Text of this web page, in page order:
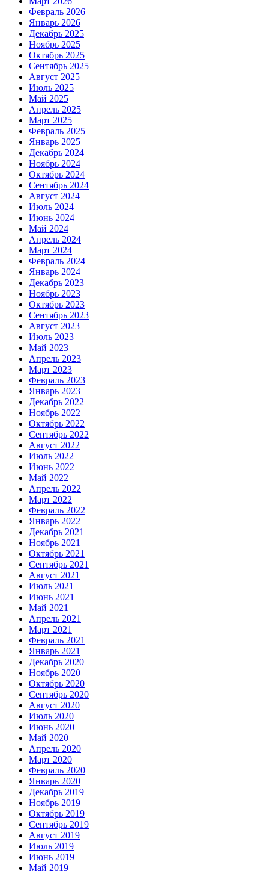
Февраль 2026
Январь 2026
Декабрь 2025
Ноябрь 2025
Октябрь 2025
Сентябрь 2025
Август 2025
Июль 2025
Май 2025
Апрель 2025
Март 2025
Февраль 2025
Январь 2025
Декабрь 2024
Ноябрь 2024
Октябрь 2024
Сентябрь 2024
Август 2024
Июль 2024
Июнь 2024
Май 2024
Апрель 2024
Март 2024
Февраль 2024
Январь 2024
Декабрь 2023
Ноябрь 2023
Октябрь 2023
Сентябрь 2023
Август 2023
Июль 2023
Май 2023
Апрель 2023
Март 2023
Февраль 2023
Январь 2023
Декабрь 2022
Ноябрь 2022
Октябрь 2022
Сентябрь 2022
Август 2022
Июль 2022
Июнь 2022
Май 2022
Апрель 2022
Март 2022
Февраль 2022
Январь 2022
Декабрь 2021
Ноябрь 2021
Октябрь 2021
Сентябрь 2021
Август 2021
Июль 2021
Июнь 2021
Май 2021
Апрель 2021
Март 2021
Февраль 2021
Январь 2021
Декабрь 2020
Ноябрь 2020
Октябрь 2020
Сентябрь 2020
Август 2020
Июль 2020
Июнь 2020
Май 2020
Апрель 2020
Март 2020
Февраль 2020
Январь 2020
Декабрь 2019
Ноябрь 2019
Октябрь 2019
Сентябрь 2019
Август 2019
Июль 2019
Июнь 2019
Май 2019